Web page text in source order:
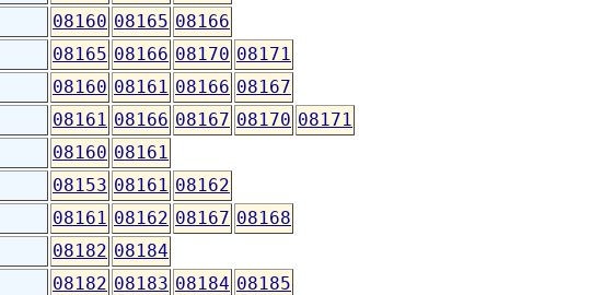
08160 08165 08166
08165 08166 08170 08171
08160 08161 08166 08167
08161 08166 08167 08170 08171
08160 08161
08153 08161 08162
08161 08162 08167 08168
08182 08184
08182 08183 08184 08185